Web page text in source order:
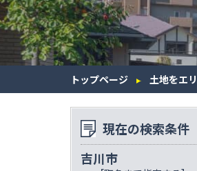
トップページ 土地をエ
現在の検索条件
吉川市